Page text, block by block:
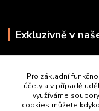
Exkluzivně v
Pro základní
účely a v případě
využíváme
cookies můžete